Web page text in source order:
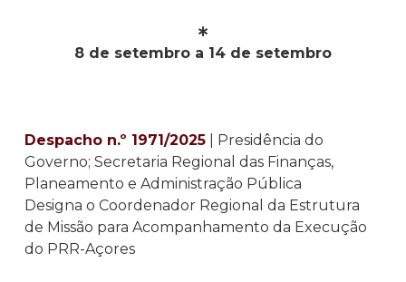
∗
8 de setembro a 14 de setembro
Despacho n.º 1971/2025| Presidência do
Governo; Secretaria Regional das Finanças,
Planeamento e Administração Pública
Designa o Coordenador Regional da Estrutura
de Missão para Acompanhamento da Execução
do PRR-Açores